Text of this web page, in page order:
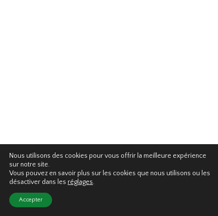
Nous utilisons des cookies pour vous offrir la meilleure expérience
sur notre site.
Vous pouvez en savoir plus sur les cookies que nous utilisons ou les
désactiver dans les réglages.
Accepter